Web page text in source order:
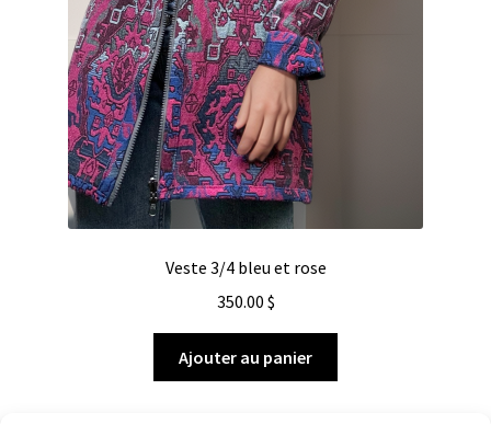
Veste 3/4 bleu et rose
350.00 $
Ajouter au panier